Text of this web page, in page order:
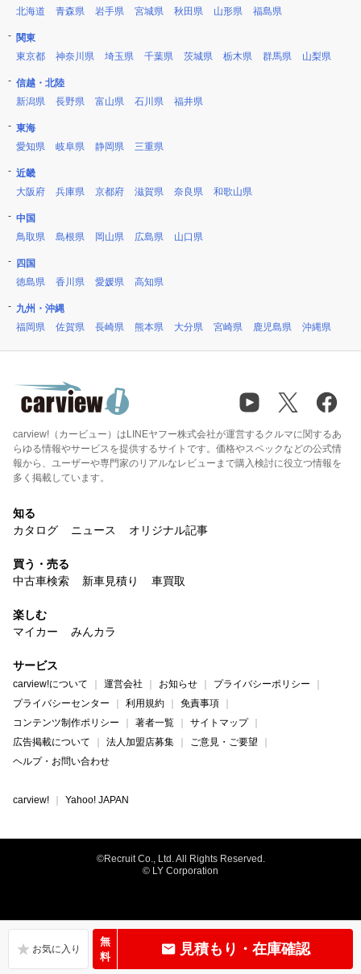
無
料
見積もり・在庫確認
北海道
青森県 岩手県 宮城県 秋田県 山形県 福島県
関東
東京都
神奈川県 埼玉県 千葉県 茨城県 栃木県 群馬県 山梨県
信越・北陸
新潟県
長野県 富山県 石川県 福井県
東海
愛知県
岐阜県 静岡県 三重県
近畿
大阪府
兵庫県 京都府 滋賀県 奈良県 和歌山県
中国
鳥取県
島根県 岡山県 広島県 山口県
四国
徳島県
香川県 愛媛県 高知県
九州・沖縄
福岡県
佐賀県 長崎県 熊本県 大分県 宮崎県 鹿児島県 沖縄県
carview!（カービュー）はLINEヤフー株式会社が運営するクルマに関するあ
らゆる情報やサービスを提供するサイトです。価格やスペックなどの公式情
報から、ユーザーや専門家のリアルなレビューまで購入検討に役立つ情報を
多く掲載しています。
知る
カタログ
ニュース オリジナル記事
買う・売る
中古車検索
新車見積り 車買取
楽しむ
マイカー
みんカラ
サービス
carview!について 運営会社 お知らせ
プライバシーポリシー
プライバシーセンター
利用規約
免責事項
コンテンツ制作ポリシー
著者一覧
サイトマップ
広告掲載について
法人加盟店募集
ご意見・ご要望
ヘルプ・お問い合わせ
carview! Yahoo! JAPAN
©Recruit Co., Ltd. All Rights Reserved.
© LY Corporation